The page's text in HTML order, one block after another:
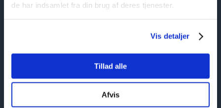
de har indsamlet fra din brug af deres tjenester.
Vis detaljer
Tillad alle
Afvis